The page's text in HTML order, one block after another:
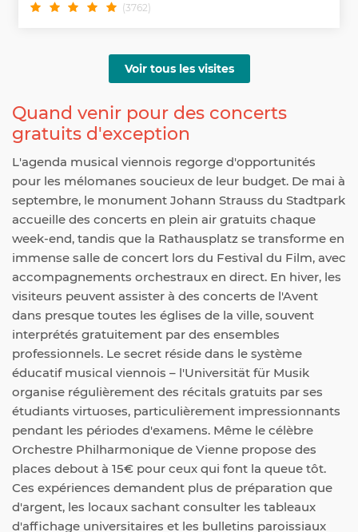
(3762)
Voir tous les visites
Quand venir pour des concerts
gratuits d'exception
L'agenda musical viennois regorge d'opportunités
pour les mélomanes soucieux de leur budget. De mai à
septembre, le monument Johann Strauss du Stadtpark
accueille des concerts en plein air gratuits chaque
week-end, tandis que la Rathausplatz se transforme en
immense salle de concert lors du Festival du Film, avec
accompagnements orchestraux en direct. En hiver, les
visiteurs peuvent assister à des concerts de l'Avent
dans presque toutes les églises de la ville, souvent
interprétés gratuitement par des ensembles
professionnels. Le secret réside dans le système
éducatif musical viennois – l'Universität für Musik
organise régulièrement des récitals gratuits par ses
étudiants virtuoses, particulièrement impressionnants
pendant les périodes d'examens. Même le célèbre
Orchestre Philharmonique de Vienne propose des
places debout à 15€ pour ceux qui font la queue tôt.
Ces expériences demandent plus de préparation que
d'argent, les locaux sachant consulter les tableaux
d'affichage universitaires et les bulletins paroissiaux